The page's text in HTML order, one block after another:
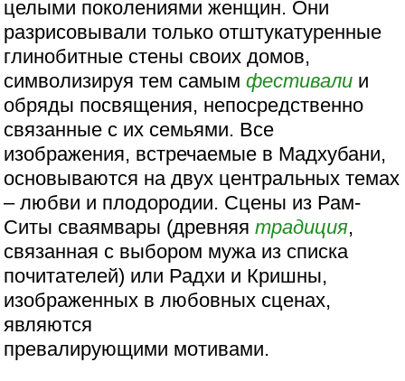
целыми поколениями женщин. Они
разрисовывали только отштукатуренные
глинобитные стены своих домов,
символизируя тем самымфестивали и
обряды посвящения, непосредственно
связанные с их семьями. Все
изображения, встречаемые в Мадхубани,
основываются на двух центральных темах
– любви и плодородии. Сцены из Рам-
Ситы сваямвары (древняятрадиция,
связанная с выбором мужа из списка
почитателей) или Радхи и Кришны,
изображенных в любовных сценах,
являются
превалирующими мотивами.